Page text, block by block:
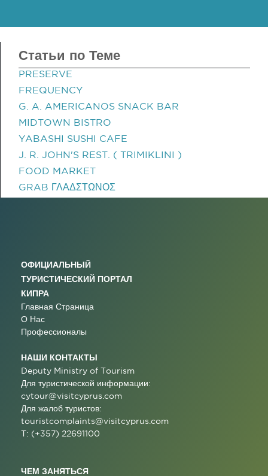
Статьи по Теме
PRESERVE
FREQUENCY
G. A. AMERICANOS SNACK BAR
MIDTOWN BISTRO
YABASHI SUSHI CAFE
J. R. JOHN'S REST. ( TRIMIKLINI )
FOOD MARKET
GRAB ΓΛΑΔΣΤΩΝΟΣ
ОФИЦИАЛЬНЫЙ
ТУРИСТИЧЕСКИЙ ПОРТАЛ
КИПРА
Главная Страница
О Нас
Профессионалы
НАШИ КОНТАКТЫ
Deputy Ministry of Tourism
Для туристической информации:
cytour@visitcyprus.com
Для жалоб туристов:
touristcomplaints@visitcyprus.com
T: (+357) 22691100
ЧЕМ ЗАНЯТЬСЯ